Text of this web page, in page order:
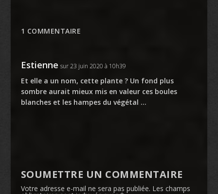
1 COMMENTAIRE
Estienne sur 23 juin 2020 à 10h39
Et elle a un nom, cette plante ? Un fond plus
sombre aurait mieux mis en valeur ces boules
blanches et les hampes du végétal …
SOUMETTRE UN COMMENTAIRE
Votre adresse e-mail ne sera pas publiée. Les champs